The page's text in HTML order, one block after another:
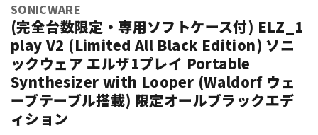
エレキギター アコギ/エレアコ
ベース
SONICWARE
(完全台数限定・専用ソフトケース付) ELZ_1
play V2 (Limited All Black Edition) ソニ
ックウェア エルザ1プレイ Portable
Synthesizer with Looper (Waldorf ウェ
ーブテーブル搭載) 限定オールブラックエデ
ィション